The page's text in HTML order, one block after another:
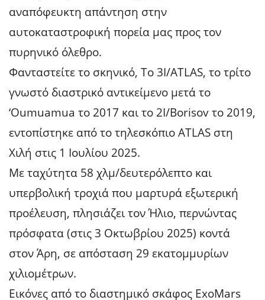
αναπόφευκτη απάντηση στην
αυτοκαταστροφική πορεία μας προς τον
πυρηνικό όλεθρο.
Φανταστείτε το σκηνικό, Το 3I/ATLAS, το τρίτο
γνωστό διαστρικό αντικείμενο μετά το
‘Oumuamua το 2017 και το 2I/Borisov το 2019,
εντοπίστηκε από το τηλεσκόπιο ATLAS στη
Χιλή στις 1 Ιουλίου 2025.
Με ταχύτητα 58 χλμ/δευτερόλεπτο και
υπερβολική τροχιά που μαρτυρά εξωτερική
προέλευση, πλησιάζει τον Ήλιο, περνώντας
πρόσφατα (στις 3 Οκτωβρίου 2025) κοντά
στον Άρη, σε απόσταση 29 εκατομμυρίων
χιλιομέτρων.
Εικόνες από το διαστημικό σκάφος ExoMars